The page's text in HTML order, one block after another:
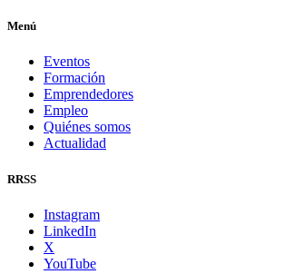
Menú
Eventos
Formación
Emprendedores
Empleo
Quiénes somos
Actualidad
RRSS
Instagram
LinkedIn
X
YouTube